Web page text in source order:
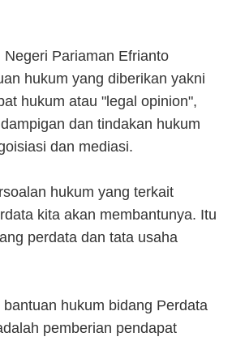
Pariaman Efrianto
hukum yang diberikan yakni
hukum atau "legal opinion",
dan tindakan hukum
dan mediasi.
hukum yang terkait
kita akan membantunya. Itu
perdata dan tata usaha
hukum bidang Perdata
pemberian pendapat